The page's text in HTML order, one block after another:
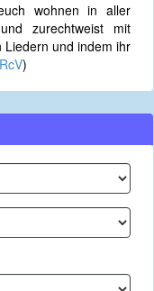
wohnen in aller
zurechtweist mit
Liedern und indem ihr
RcV)